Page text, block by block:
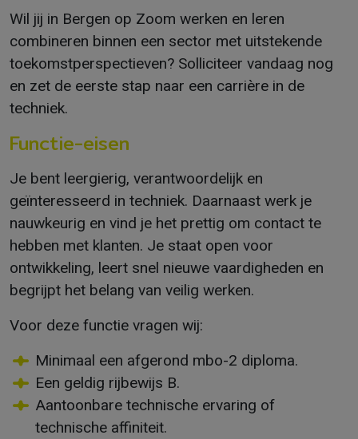
Wil jij in Bergen op Zoom werken en leren
combineren binnen een sector met uitstekende
toekomstperspectieven? Solliciteer vandaag nog
en zet de eerste stap naar een carrière in de
techniek.
Functie-eisen
Je bent leergierig, verantwoordelijk en
geïnteresseerd in techniek. Daarnaast werk je
nauwkeurig en vind je het prettig om contact te
hebben met klanten. Je staat open voor
ontwikkeling, leert snel nieuwe vaardigheden en
begrijpt het belang van veilig werken.
Voor deze functie vragen wij:
Minimaal een afgerond mbo-2 diploma.
Een geldig rijbewijs B.
Aantoonbare technische ervaring of
technische affiniteit.